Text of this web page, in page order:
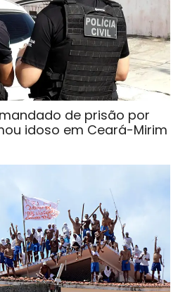
de prisão por
idoso em Ceará-Mirim